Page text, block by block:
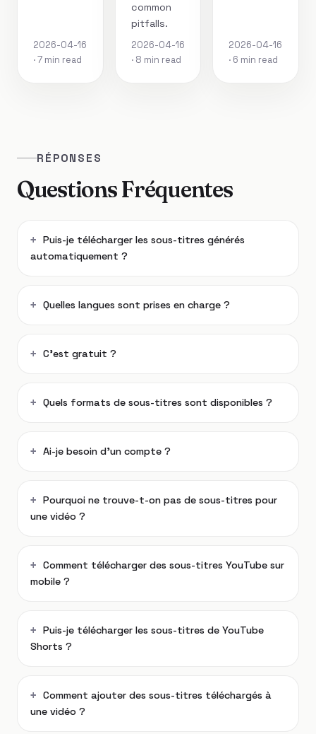
2026-04-16
· 7 min read
common
pitfalls.
2026-04-16
· 8 min read
2026-04-16
· 6 min read
RÉPONSES
Questions Fréquentes
Puis-je télécharger les sous-titres générés
automatiquement ?
Quelles langues sont prises en charge ?
C’est gratuit ?
Quels formats de sous-titres sont disponibles ?
Ai-je besoin d’un compte ?
Pourquoi ne trouve-t-on pas de sous-titres pour
une vidéo ?
Comment télécharger des sous-titres YouTube sur
mobile ?
Puis-je télécharger les sous-titres de YouTube
Shorts ?
Comment ajouter des sous-titres téléchargés à
une vidéo ?